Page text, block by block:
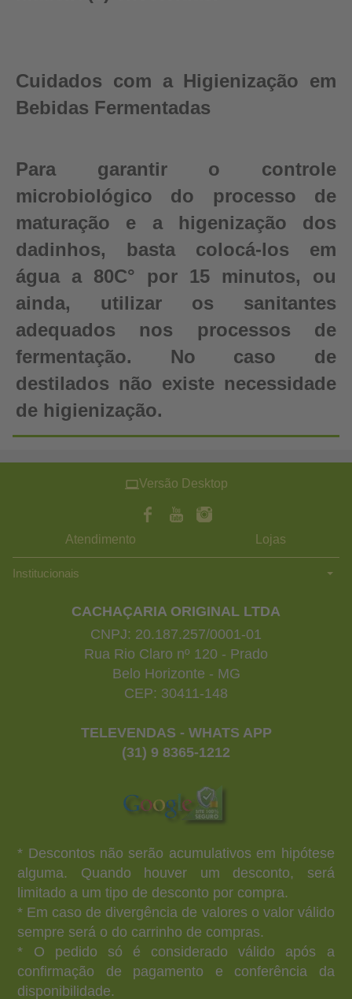
Cuidados com a Higienização em
Bebidas Fermentadas
Para garantir o controle
microbiológico do processo de
maturação e a higenização dos
dadinhos, basta colocá-los em
água a 80C° por 15 minutos, ou
ainda, utilizar os sanitantes
adequados nos processos de
fermentação. No caso de
destilados não existe necessidade
de higienização.
Versão Desktop
Atendimento Lojas
Institucionais
CACHAÇARIA ORIGINAL LTDA
CNPJ: 20.187.257/0001-01
Rua Rio Claro nº 120 - Prado
Belo Horizonte - MG
CEP: 30411-148
TELEVENDAS - WHATS APP
(31) 9 8365-1212
* Descontos não serão acumulativos em hipótese
alguma. Quando houver um desconto, será
limitado a um tipo de desconto por compra.
* Em caso de divergência de valores o valor válido
sempre será o do carrinho de compras.
* O pedido só é considerado válido após a
confirmação de pagamento e conferência da
disponibilidade.